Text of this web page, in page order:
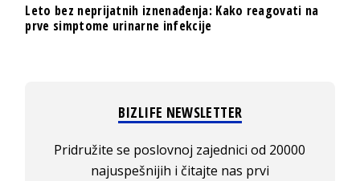
Leto bez neprijatnih iznenađenja: Kako reagovati na
prve simptome urinarne infekcije
BIZLIFE NEWSLETTER
Pridružite se poslovnoj zajednici od 20000
najuspešnijih i čitajte nas prvi